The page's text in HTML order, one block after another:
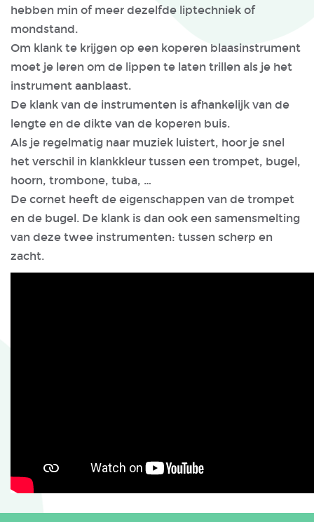
hebben min of meer dezelfde liptechniek of
mondstand.
Om klank te krijgen op een koperen blaasinstrument
moet je leren om de lippen te laten trillen als je het
instrument aanblaast.
De klank van de instrumenten is afhankelijk van de
lengte en de dikte van de koperen buis.
Als je regelmatig naar muziek luistert, hoor je snel
het verschil in klankkleur tussen een trompet, bugel,
hoorn, trombone, tuba, …
De cornet heeft de eigenschappen van de trompet
en de bugel. De klank is dan ook een samensmelting
van deze twee instrumenten: tussen scherp en
zacht.